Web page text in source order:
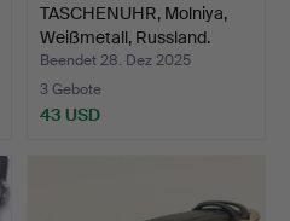
TASCHENUHR, Molniya,
Weißmetall, Russland.
Beendet 28. Dez 2025
3 Gebote
43 USD